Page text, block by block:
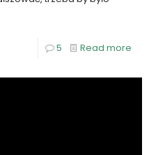
5 Read more